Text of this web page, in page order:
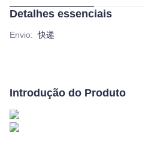
Detalhes essenciais
Envio: 快递
Introdução do Produto